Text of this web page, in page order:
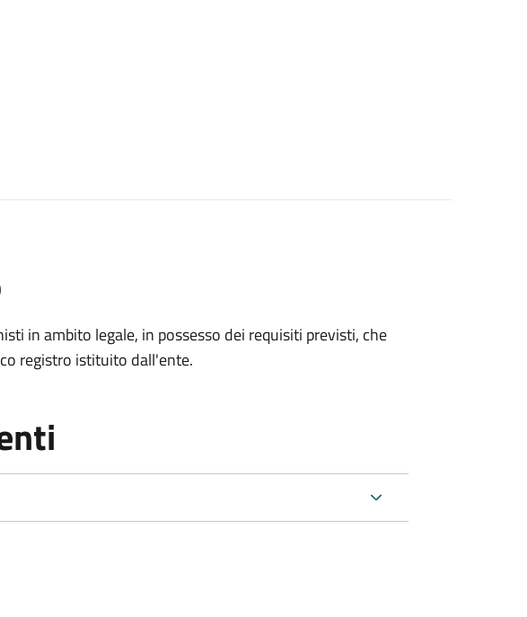
in ambito legale, in possesso dei requisiti previsti, che
registro istituito dall'ente.